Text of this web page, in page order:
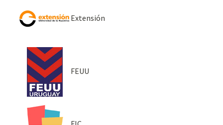
Extensión
FEUU